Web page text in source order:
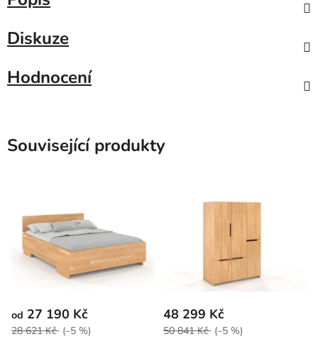
Diskuze
Hodnocení
Související produkty
od 27 190 Kč
28 621 Kč (–5 %)
48 299 Kč
50 841 Kč (–5 %)